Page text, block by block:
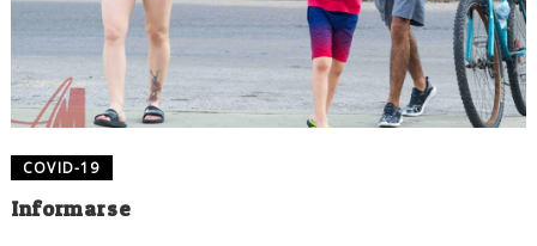
COVID-19
Informarse